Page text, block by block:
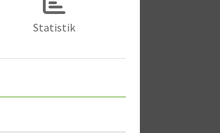
Statistik